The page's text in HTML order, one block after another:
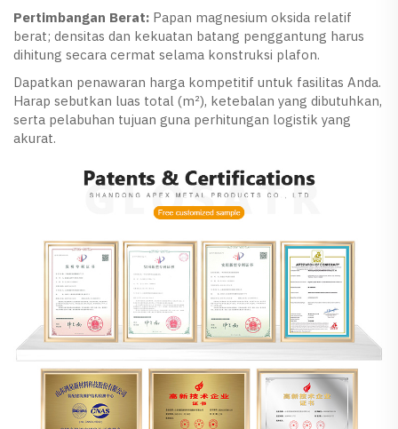
Pertimbangan Berat: Papan magnesium oksida relatif
berat; densitas dan kekuatan batang penggantung harus
dihitung secara cermat selama konstruksi plafon.
Dapatkan penawaran harga kompetitif untuk fasilitas Anda.
Harap sebutkan luas total (m²), ketebalan yang dibutuhkan,
serta pelabuhan tujuan guna perhitungan logistik yang
akurat.